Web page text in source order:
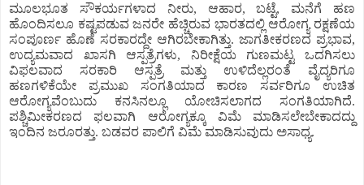
ಮೂಲಭೂತ ಸೌಕರ್ಯಗಳಾದ ನೀರು, ಆಹಾರ, ಬಟ್ಟೆ, ಮನೆಗೆ ಹಣ
ಹೊಂದಿಸಲೂ ಕಷ್ಟಪಡುವ ಜನರೇ ಹೆಚ್ಚಿರುವ ಭಾರತದಲ್ಲಿ ಆರೋಗ್ಯ ರಕ್ಷಣೆಯ
ಸಂಪೂರ್ಣ ಹೊಣೆ ಸರಕಾರದ್ದೇ ಆಗಿರಬೇಕಾಗಿತ್ತು. ಜಾಗತೀಕರಣದ ಪ್ರಭಾವ,
ಉದ್ಯಮವಾದ ಖಾಸಗಿ ಆಸ್ಪತ್ರೆಗಳು, ನಿರೀಕ್ಷೆಯ ಗುಣಮಟ್ಟ ಒದಗಿಸಲು
ವಿಫಲವಾದ ಸರಕಾರಿ ಆಸ್ಪತ್ರೆ ಮತ್ತು ಉಳಿದೆಲ್ಲರಂತೆ ವೈದ್ಯರಿಗೂ
ಹಣಗಳಿಕೆಯೇ ಪ್ರಮುಖ ಸಂಗತಿಯಾದ ಕಾರಣ ಸರ್ವರಿಗೂ ಉಚಿತ
ಆರೋಗ್ಯವೆಂಬುದು ಕನಸಿನಲ್ಲೂ ಯೋಚಿಸಲಾಗದ ಸಂಗತಿಯಾಗಿದೆ.
ಪಶ್ಚಿಮೀಕರಣದ ಫಲವಾಗಿ ಆರೋಗ್ಯಕ್ಕೂ ವಿಮೆ ಮಾಡಿಸಲೇಬೇಕಾದದ್ದು
ಇಂದಿನ ಜರೂರತ್ತು. ಬಡವರ ಪಾಲಿಗೆ ವಿಮೆ ಮಾಡಿಸುವುದು ಅಸಾಧ್ಯ.